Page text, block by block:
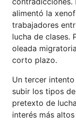
alimentó la
trabajadores
lucha de clases.
oleada
corto plazo.
Un tercer
subir los tipos
pretexto de
interés más